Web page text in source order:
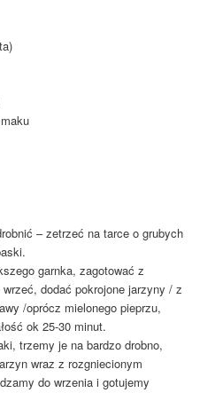
– zetrzeć na tarce o grubych
garnka, zagotować z
dodać pokrojone jarzyny / z
/oprócz mielonego pieprzu,
ok 25-30 minut.
trzemy je na bardzo drobno,
wraz z rozgniecionym
do wrzenia i gotujemy